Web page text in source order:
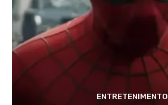
ENTRETENIMENTO